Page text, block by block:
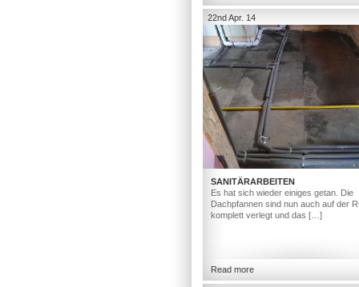
22nd Apr. 14
SANITÄRARBEITEN
Es hat sich wieder einiges getan. Die
Dachpfannen sind nun auch auf der
komplett verlegt und das […]
Read more